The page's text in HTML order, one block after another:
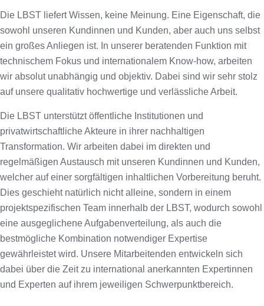
Die LBST liefert Wissen, keine Meinung. Eine Eigenschaft, die
sowohl unseren Kundinnen und Kunden, aber auch uns selbst
ein großes Anliegen ist. In unserer beratenden Funktion mit
technischem Fokus und internationalem Know-how, arbeiten
wir absolut unabhängig und objektiv. Dabei sind wir sehr stolz
auf unsere qualitativ hochwertige und verlässliche Arbeit.
Die LBST unterstützt öffentliche Institutionen und
privatwirtschaftliche Akteure in ihrer nachhaltigen
Transformation. Wir arbeiten dabei im direkten und
regelmäßigen Austausch mit unseren Kundinnen und Kunden,
welcher auf einer sorgfältigen inhaltlichen Vorbereitung beruht.
Dies geschieht natürlich nicht alleine, sondern in einem
projektspezifischen Team innerhalb der LBST, wodurch sowohl
eine ausgeglichene Aufgabenverteilung, als auch die
bestmögliche Kombination notwendiger Expertise
gewährleistet wird. Unsere Mitarbeitenden entwickeln sich
dabei über die Zeit zu international anerkannten Expertinnen
und Experten auf ihrem jeweiligen Schwerpunktbereich.